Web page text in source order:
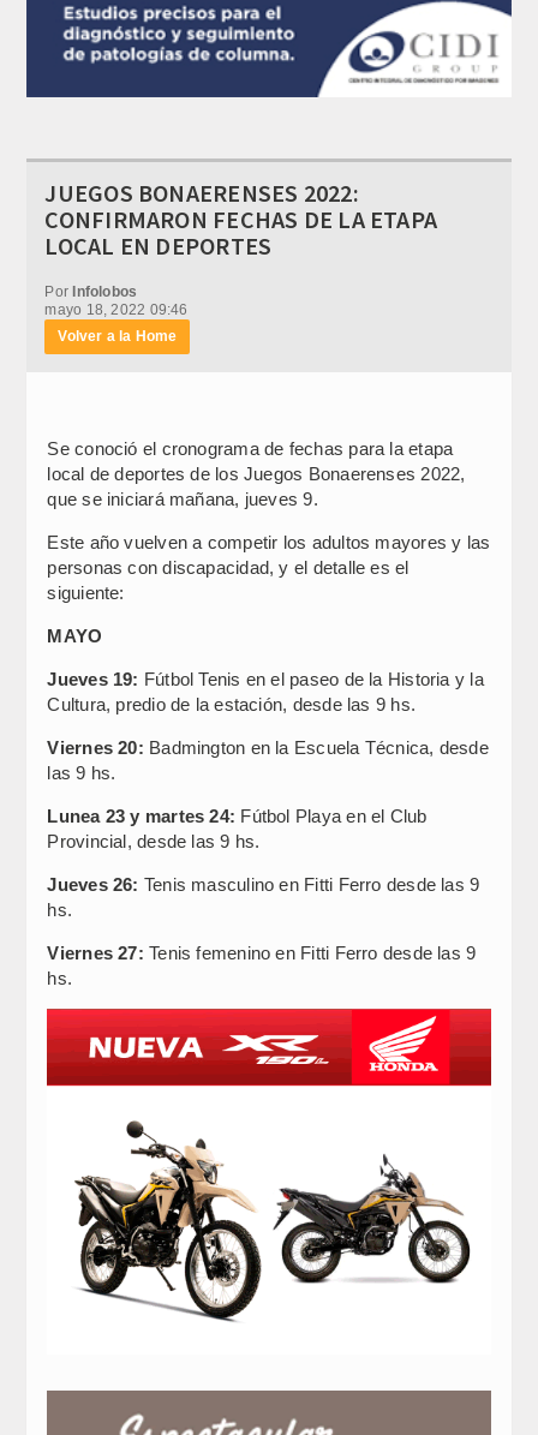
JUEGOS BONAERENSES 2022:
CONFIRMARON FECHAS DE LA ETAPA
LOCAL EN DEPORTES
PorInfolobos
mayo 18, 2022 09:46
Volver a la Home
Se conoció el cronograma de fechas para la etapa
local de deportes de los Juegos Bonaerenses 2022,
que se iniciará mañana, jueves 9.
Este año vuelven a competir los adultos mayores y las
personas con discapacidad, y el detalle es el
siguiente:
MAYO
Jueves 19: Fútbol Tenis en el paseo de la Historia y la
Cultura, predio de la estación, desde las 9 hs.
Viernes 20: Badmington en la Escuela Técnica, desde
las 9 hs.
Lunea 23 y martes 24: Fútbol Playa en el Club
Provincial, desde las 9 hs.
Jueves 26: Tenis masculino en Fitti Ferro desde las 9
hs.
Viernes 27:Tenis femenino en Fitti Ferro desde las 9
hs.